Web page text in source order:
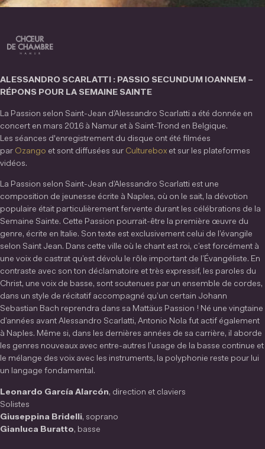
ALESSANDRO SCARLATTI : PASSIO SECUNDUM IOANNEM –
RÉPONS POUR LA SEMAINE SAINTE
La Passion selon Saint-Jean d’Alessandro Scarlatti a été donnée en
concert en mars 2016 à Namur et à Saint-Trond en Belgique.
Les séances d'enregistrement du disque ont été filmées
par Ozango et sont diffusées sur Culturebox et sur les plateformes
vidéos.
La Passion selon Saint-Jean d’Alessandro Scarlatti est une
composition de jeunesse écrite à Naples, où on le sait, la dévotion
populaire était particulièrement fervente durant les célébrations de la
Semaine Sainte. Cette Passion pourrait-être la première œuvre du
genre, écrite en Italie. Son texte est exclusivement celui de l’évangile
selon Saint Jean. Dans cette ville où le chant est roi, c’est forcément à
une voix de castrat qu’est dévolu le rôle important de l’Évangéliste. En
contraste avec son ton déclamatoire et très expressif, les paroles du
Christ, une voix de basse, sont soutenues par un ensemble de cordes,
dans un style de récitatif accompagné qu’un certain Johann
Sebastian Bach reprendra dans sa Mattäus Passion ! Né une vingtaine
d’années avant Alessandro Scarlatti, Antonio Nola fut actif également
à Naples. Même si, dans les dernières années de sa carrière, il aborde
les genres nouveaux avec entre-autres l’usage de la basse continue et
le mélange des voix avec les instruments, la polyphonie reste pour lui
un langage fondamental.
Leonardo García Alarcón, direction et claviers
Solistes
Giuseppina Bridelli, soprano
Gianluca Buratto, basse